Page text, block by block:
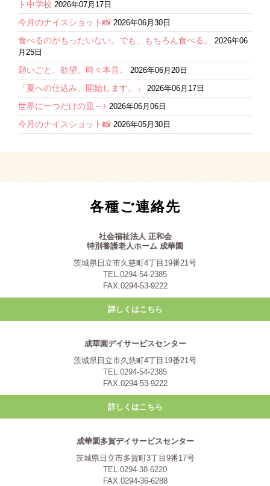
ト中学校 2026年07月17日
今月のナイスショット📸 2026年06月30日
食べるのがもったいない。でも、もちろん食べる。
2026年06
月25日
願いごと、欲望、時々本音。 2026年06月20日
「夏への仕込み、開始します。」 2026年06月17日
世界に一つだけの皿～♪ 2026年06月06日
今月のナイスショット📸 2026年05月30日
各種ご連絡先
社会福祉法人 正和会
特別養護老人ホーム 成華園
茨城県日立市久慈町4丁目19番21号
TEL.0294-54-2385
FAX.0294-53-9222
詳しくはこちら
成華園デイサービスセンター
茨城県日立市久慈町4丁目19番21号
TEL.0294-54-2385
FAX.0294-53-9222
詳しくはこちら
成華園多賀デイサービスセンター
茨城県日立市多賀町3丁目9番17号
TEL.0294-38-6220
FAX.0294-36-6288